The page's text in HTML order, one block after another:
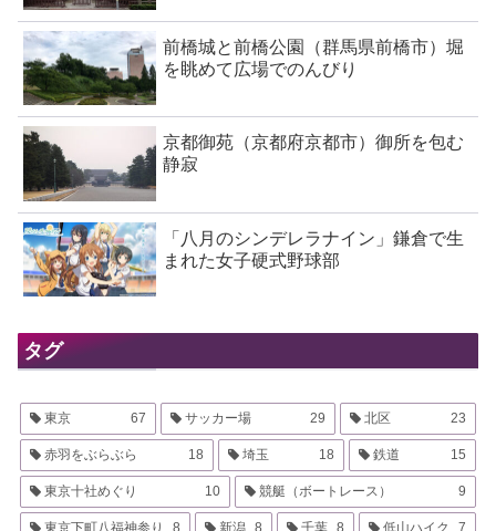
前橋城と前橋公園（群馬県前橋市）堀
を眺めて広場でのんびり
京都御苑（京都府京都市）御所を包む
静寂
「八月のシンデレラナイン」鎌倉で生
まれた女子硬式野球部
タグ
東京 67 サッカー場 29 北区 23
赤羽をぶらぶら 18 埼玉 18 鉄道 15
東京十社めぐり 10 競艇（ボートレース） 9
東京下町八福神参り 8 新潟 8 千葉 8 低山ハイク 7